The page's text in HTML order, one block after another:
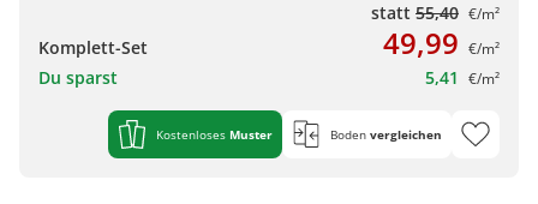
statt 55,40 €/m²
Komplett-Set 49,99 €/m²
Du sparst 5,41 €/m²
Kostenloses Muster Boden vergleichen